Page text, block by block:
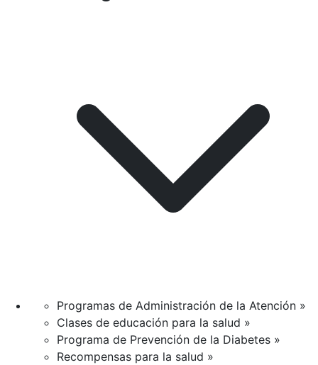
Programas de Administración de la Atención »
Clases de educación para la salud »
Programa de Prevención de la Diabetes »
Recompensas para la salud »